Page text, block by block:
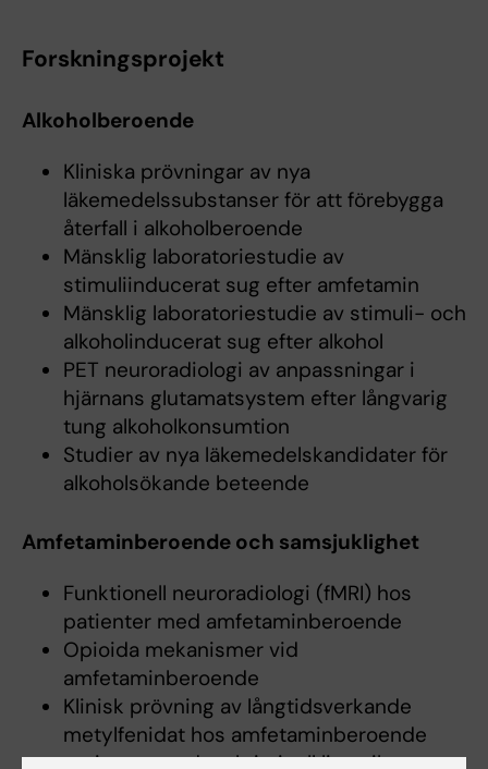
Forskningsprojekt
Alkoholberoende
Kliniska prövningar av nya
läkemedelssubstanser för att förebygga
återfall i alkoholberoende
Mänsklig laboratoriestudie av
stimuliinducerat sug efter amfetamin
Mänsklig laboratoriestudie av stimuli- och
alkoholinducerat sug efter alkohol
PET neuroradiologi av anpassningar i
hjärnans glutamatsystem efter långvarig
tung alkoholkonsumtion
Studier av nya läkemedelskandidater för
alkoholsökande beteende
Amfetaminberoende och samsjuklighet
Funktionell neuroradiologi (fMRI) hos
patienter med amfetaminberoende
Opioida mekanismer vid
amfetaminberoende
Klinisk prövning av långtidsverkande
metylfenidat hos amfetaminberoende
patienter med en kriminell livsstil